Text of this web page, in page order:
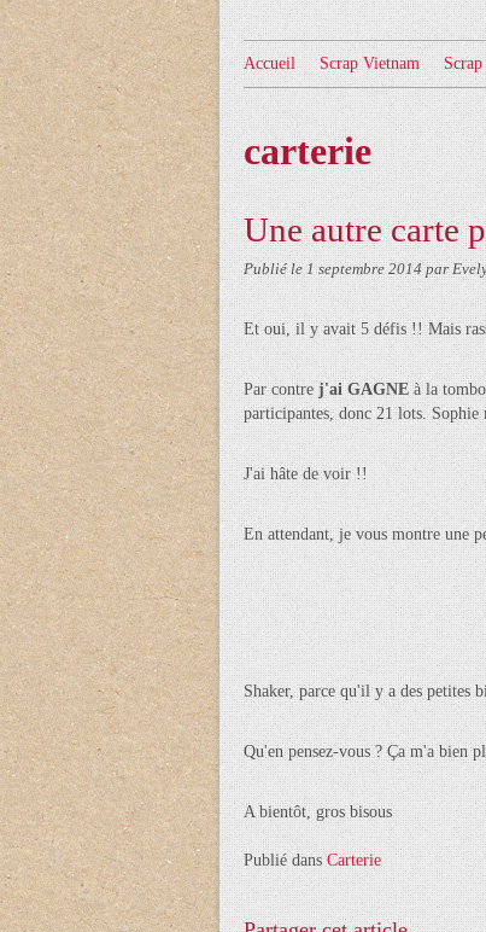
Accueil Scrap Vietnam Scrap
carterie
Une autre carte
Publié le1 septembre 2014par
Et oui, il y avait 5 défis !! Mais
Par contrej'ai GAGNEà la
participantes, donc 21 lots.
J'ai hâte de voir !!
En attendant, je vous montre une
Shaker, parce qu'il y a des petites
Qu'en pensez-vous ? Ça m'a bien
A bientôt, gros bisous
Publié dans Carterie